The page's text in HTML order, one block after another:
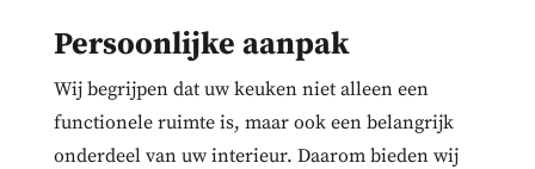
Persoonlijke aanpak
Wij begrijpen dat uw keuken niet alleen een
functionele ruimte is, maar ook een belangrijk
onderdeel van uw interieur. Daarom bieden wij